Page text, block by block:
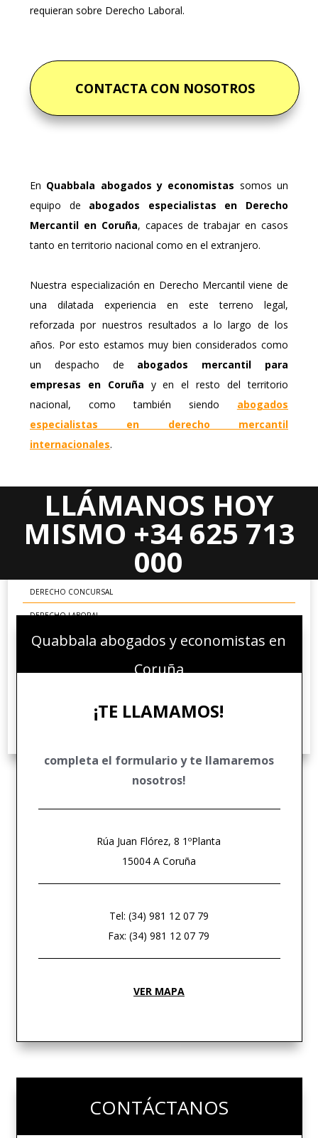
requieran sobre Derecho Laboral.
CONTACTA CON NOSOTROS
En Quabbala abogados y economistas somos un
equipo de abogados especialistas en Derecho
Mercantil en Coruña, capaces de trabajar en casos
tanto en territorio nacional como en el extranjero.
Nuestra especialización en Derecho Mercantil viene de
una dilatada experiencia en este terreno legal,
reforzada por nuestros resultados a lo largo de los
años. Por esto estamos muy bien considerados como
un despacho de abogados mercantil para
empresas en Coruña y en el resto del territorio
nacional, como también siendo abogados
especialistas en derecho mercantil
internacionales.
Areas Jurídicas
DERECHO CIVIL
DERECHO CONCURSAL
DERECHO LABORAL
DERECHO ADMINISTRATIVO
DERECHO FINANCIERO Y TRIBUTARIO
DERECHO COMUNITARIO EUROPEO E INTERNACIONAL
LLÁMANOS HOY
MISMO +34 625 713
000
Quabbala abogados y economistas en
Coruña
¡TE LLAMAMOS!
completa el formulario y te llamaremos
nosotros!
Rúa Juan Flórez, 8 1ºPlanta
15004 A Coruña
Tel: (34) 981 12 07 79
Fax: (34) 981 12 07 79
VER MAPA
CONTÁCTANOS